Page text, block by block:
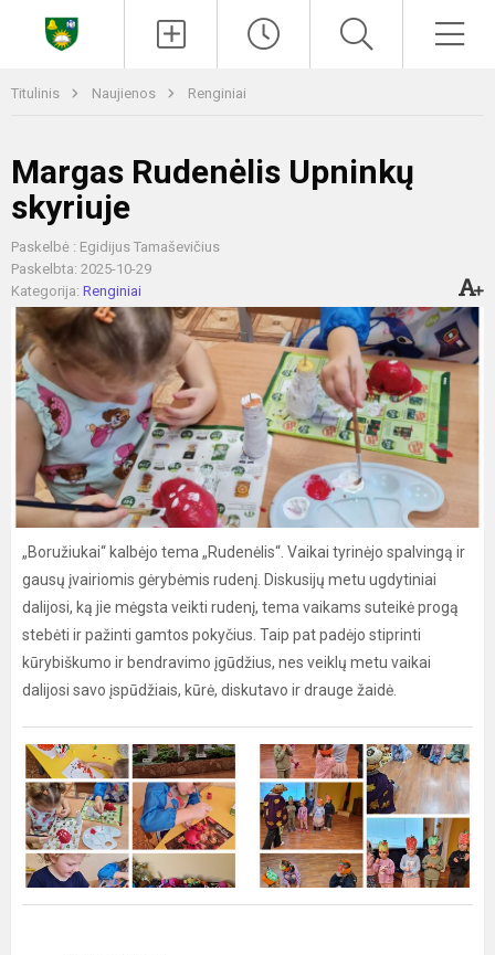
Titulinis Naujienos Renginiai
Margas Rudenėlis Upninkų
skyriuje
Paskelbė : Egidijus Tamaševičius
Paskelbta: 2025-10-29
Kategorija: Renginiai
„Boružiukai“ kalbėjo tema „Rudenėlis“. Vaikai tyrinėjo spalvingą ir
gausų įvairiomis gėrybėmis rudenį. Diskusijų metu ugdytiniai
dalijosi, ką jie mėgsta veikti rudenį, tema vaikams suteikė progą
stebėti ir pažinti gamtos pokyčius. Taip pat padėjo stiprinti
kūrybiškumo ir bendravimo įgūdžius, nes veiklų metu vaikai
dalijosi savo įspūdžiais, kūrė, diskutavo ir drauge žaidė.